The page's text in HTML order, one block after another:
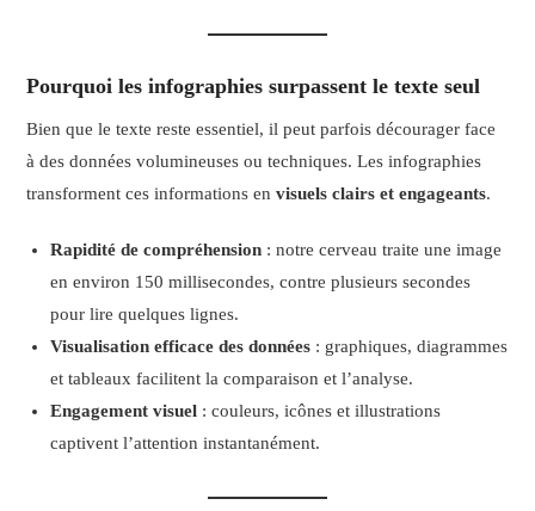
Pourquoi les infographies surpassent le texte seul
Bien que le texte reste essentiel, il peut parfois décourager face
à des données volumineuses ou techniques. Les infographies
transforment ces informations envisuels clairs et engageants.
Rapidité de compréhension : notre cerveau traite une image
en environ 150 millisecondes, contre plusieurs secondes
pour lire quelques lignes.
Visualisation efficace des données : graphiques, diagrammes
et tableaux facilitent la comparaison et l’analyse.
Engagement visuel : couleurs, icônes et illustrations
captivent l’attention instantanément.